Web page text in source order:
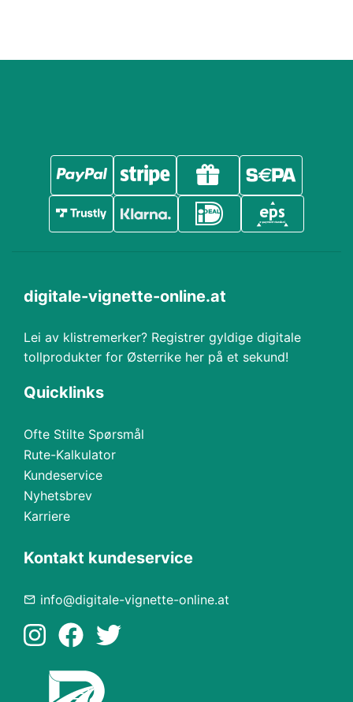
digitale-vignette-online.at
Lei av klistremerker? Registrer gyldige digitale
tollprodukter for Østerrike her på et sekund!
Quicklinks
Ofte Stilte Spørsmål
Rute-Kalkulator
Kundeservice
Nyhetsbrev
Karriere
Kontakt kundeservice
info@digitale-vignette-online.at